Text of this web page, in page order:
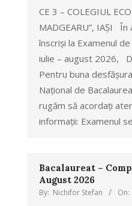
CE 3 – COLEGIUL
MADGEARU”, IAȘI
înscriși la Examenul
iulie – august 2026,
Pentru buna
Național de
rugăm să acordați
informații: Examenul
Bacalaureat –
August 2026
By: Nichifor Stefan On: